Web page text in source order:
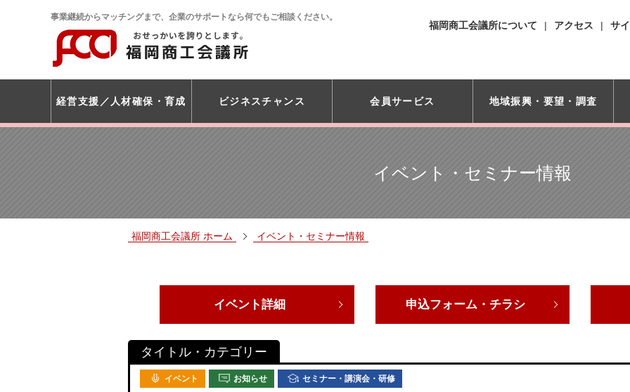
事業継続からマッチングまで、企業のサポートなら何でもご相談ください。
福岡商工会議所について アクセス サ
経営支援 人材確保・育成 ビジネスチャンス 会員サービス 地域振興・ 要望・調査
イベント・セミナー情報
福岡商工会議所 ホーム イベント・セミナー情報
イベント詳細 申込フォーム・チラシ
イベント お知らせ セミナー・講演会・研修